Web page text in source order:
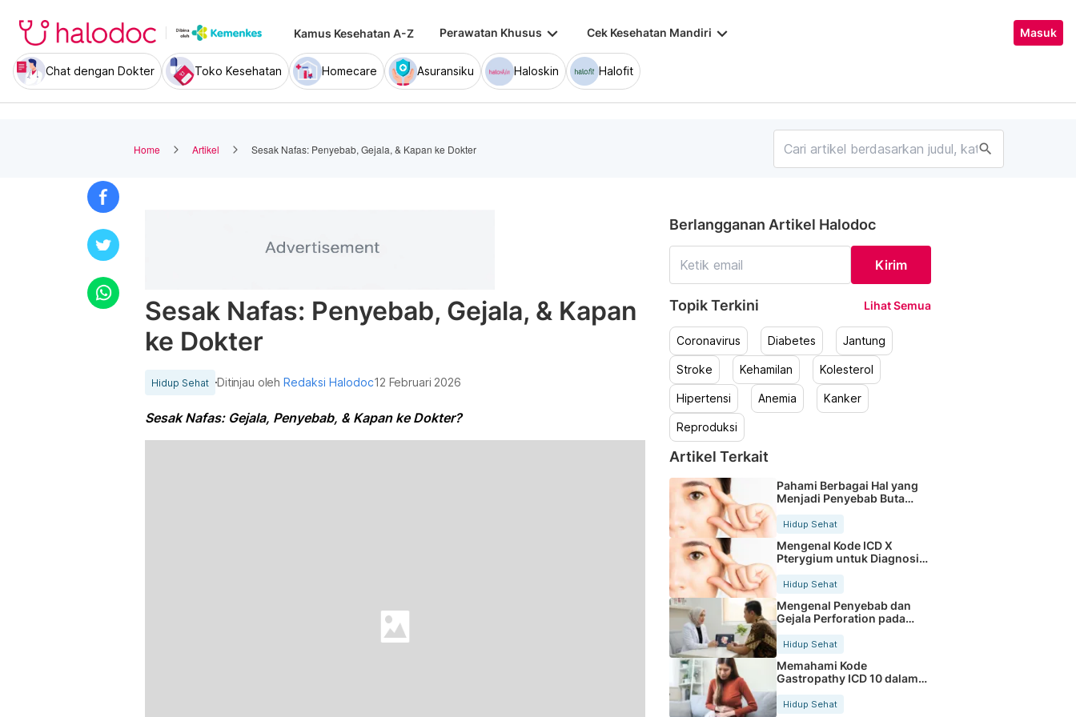
Kamus Kesehatan A-Z Perawatan Khusus keyboard_arrow_down Cek Kesehatan Mandiri keyboard_arrow_down Masuk
Chat dengan Dokter Toko Kesehatan Homecare Asuransiku Haloskin Halofit
Home Artikel Sesak Nafas: Penyebab, Gejala, & Kapan ke Dokter search
Sesak Nafas: Penyebab, Gejala, & Kapan
ke Dokter
Hidup Sehat Ditinjau olehRedaksi Halodoc12 Februari 2026
Sesak Nafas: Gejala, Penyebab, & Kapan ke Dokter?
Berlangganan Artikel Halodoc
Kirim
Topik Terkini Lihat Semua
Coronavirus Diabetes Jantung
Stroke Kehamilan Kolesterol
Hipertensi Anemia Kanker
Reproduksi
Artikel Terkait
Pahami Berbagai Hal yang
Menjadi Penyebab Buta
Hidup Sehat
Mengenal Kode ICD X
Pterygium untuk Diagnosis
Hidup Sehat
Mengenal Penyebab dan
Gejala Perforation pada
Tubuh
Hidup Sehat
Memahami Kode
Gastropathy ICD 10 dalam
Rekam Medis Pasien
Hidup Sehat